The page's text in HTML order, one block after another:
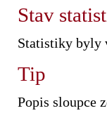
Stav
Statistiky byly
Tip
Popis sloupce